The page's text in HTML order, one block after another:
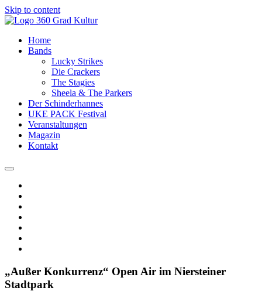
Skip to content
Home
Bands
Lucky Strikes
Die Crackers
The Stagies
Sheela & The Parkers
Der Schinderhannes
UKE PACK Festival
Veranstaltungen
Magazin
Kontakt
„Außer Konkurrenz“ Open Air im Niersteiner
Stadtpark